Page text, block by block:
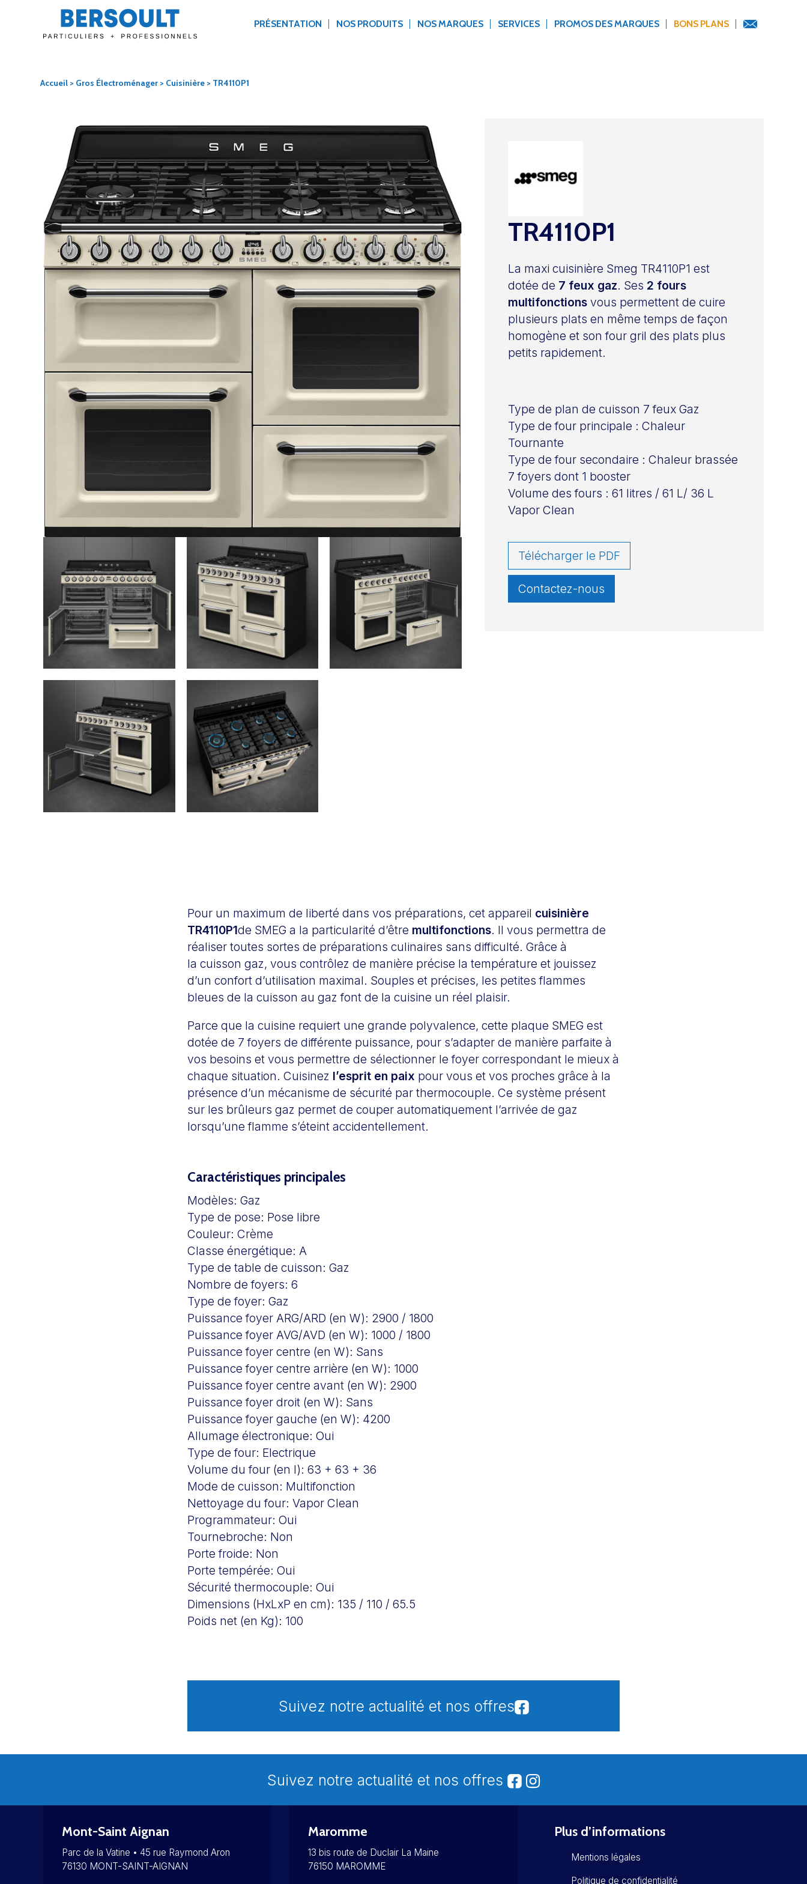
PRÉSENTATION NOS PRODUITS NOS MARQUES SERVICES PROMOS DES MARQUES BONS PLANS
Accueil > Gros Électroménager > Cuisinière > TR4110P1
TR4110P1
La maxi cuisinière Smeg TR4110P1 est
dotée de 7 feux gaz. Ses 2 fours
multifonctionsvous permettent de cuire
plusieurs plats en même temps de façon
homogène et son four gril des plats plus
petits rapidement.
Type de plan de cuisson 7 feux Gaz
Type de four principale : Chaleur
Tournante
Type de four secondaire : Chaleur brassée
7 foyers dont 1 booster
Volume des fours : 61 litres / 61 L/ 36 L
Vapor Clean
Télécharger le PDF
Contactez-nous
Pour un maximum de liberté dans vos préparations, cet appareil cuisinière
TR4110P1de SMEG a la particularité d’être multifonctions. Il vous permettra de
réaliser toutes sortes de préparations culinaires sans difficulté. Grâce à
la cuisson gaz, vous contrôlez de manière précise la température et jouissez
d’un confort d’utilisation maximal. Souples et précises, les petites flammes
bleues de la cuisson au gaz font de la cuisine un réel plaisir.
Parce que la cuisine requiert une grande polyvalence, cette plaque SMEG est
dotée de 7 foyers de différente puissance, pour s’adapter de manière parfaite à
vos besoins et vous permettre de sélectionner le foyer correspondant le mieux à
chaque situation. Cuisinez l’esprit en paix pour vous et vos proches grâce à la
présence d’un mécanisme de sécurité par thermocouple. Ce système présent
sur les brûleurs gaz permet de couper automatiquement l’arrivée de gaz
lorsqu’une flamme s’éteint accidentellement.
Caractéristiques principales
Modèles: Gaz
Type de pose: Pose libre
Couleur: Crème
Classe énergétique: A
Type de table de cuisson: Gaz
Nombre de foyers: 6
Type de foyer: Gaz
Puissance foyer ARG/ARD (en W): 2900 / 1800
Puissance foyer AVG/AVD (en W): 1000 / 1800
Puissance foyer centre (en W): Sans
Puissance foyer centre arrière (en W): 1000
Puissance foyer centre avant (en W): 2900
Puissance foyer droit (en W): Sans
Puissance foyer gauche (en W): 4200
Allumage électronique: Oui
Type de four: Electrique
Volume du four (en l): 63 + 63 + 36
Mode de cuisson: Multifonction
Nettoyage du four: Vapor Clean
Programmateur: Oui
Tournebroche: Non
Porte froide: Non
Porte tempérée: Oui
Sécurité thermocouple: Oui
Dimensions (HxLxP en cm): 135 / 110 / 65.5
Poids net (en Kg): 100
Suivez notre actualité et nos offres
Suivez notre actualité et nos offres
Mont-Saint Aignan
Parc de la Vatine • 45 rue Raymond Aron
76130 MONT-SAINT-AIGNAN
Maromme
13 bis route de Duclair La Maine
76150 MAROMME
Plus d’informations
Mentions légales
Politique de confidentialité